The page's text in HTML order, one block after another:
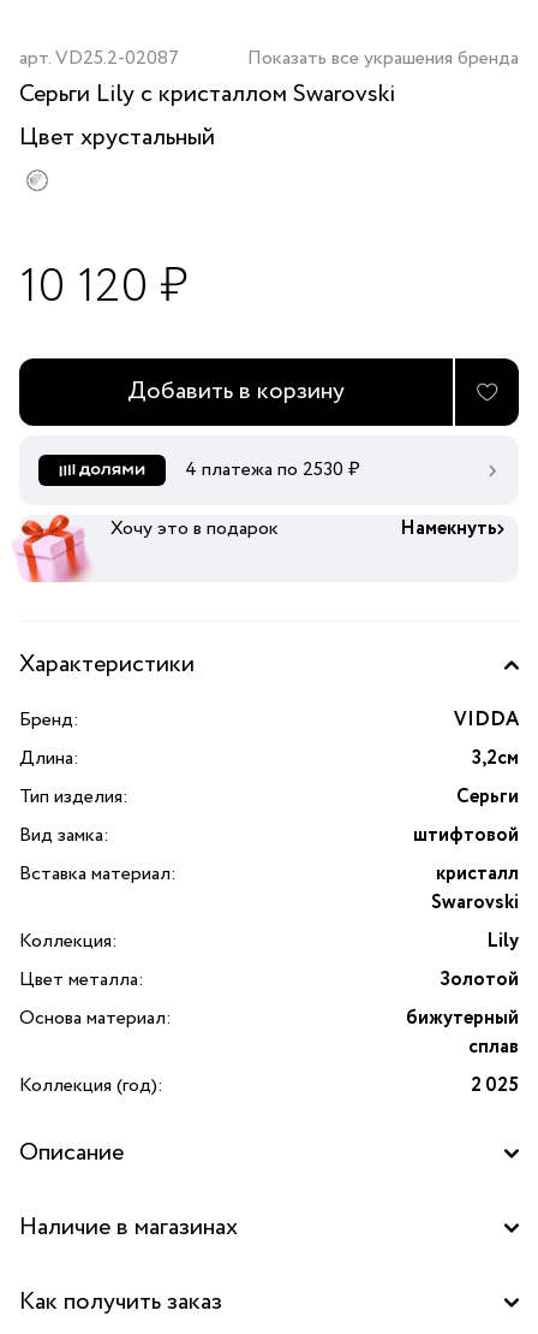
арт.VD25.2-02087 Показать все украшения бренда
Серьги Lily с кристаллом Swarovski
Цвет хрустальный
10 120 ₽
Добавить в корзину
4 платежа по 2530 ₽
Хочу это в подарок Намекнуть
Характеристики
Бренд:
VIDDA
Длина:
3,2см
Тип изделия:
Серьги
Вид замка:
штифтовой
Вставка материал:
кристалл
Swarovski
Коллекция:
Lily
Цвет металла:
Золотой
Основа материал:
бижутерный
сплав
Коллекция (год):
2 025
Описание
VIDDA. Lily – это больше, чем просто коллекция
которая расцветает в каждой детали. В центре
Наличие в магазинах
Бутик "La Nature" в ТД "Дружба", Москва
Как получить заказ